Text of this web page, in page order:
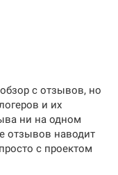
с отзывов, но
и их
ни на одном
отзывов наводит
с проектом